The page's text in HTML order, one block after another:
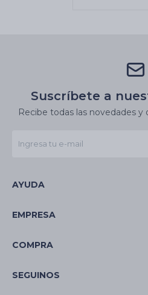
Suscríbete a
Recibe todas las novedades
AYUDA
EMPRESA
COMPRA
SEGUINOS